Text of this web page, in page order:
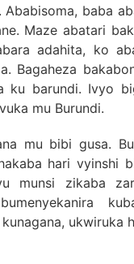
baba
Maze abatari
adahita, ko
Bagaheza
barundi. Ivyo
mu Burundi.
mu bibi gusa.
hari vyinshi
munsi zikaba
ukwiruka